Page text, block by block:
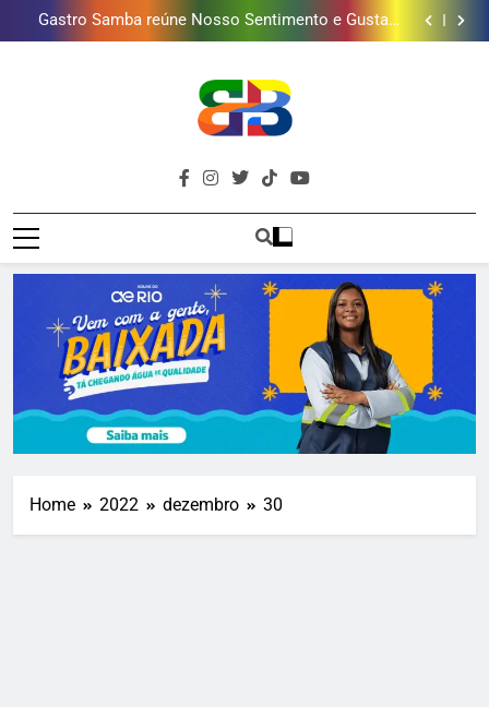
presentear o seu pai. Descubra como escolher o que
Gastro Samba reúne Nosso Sentimento e Gustavo
Lins em Nova Iguaçu neste fim de semana
Shopping Grande Rio sorteia MacBook e oferece
de água por ano na Baixada Fluminense
Guanabara tem diversas opções de vinhos para
presentear o seu pai. Descubra como escolher o que
mais combina com ele
Gastro Samba reúne Nosso Sentimento e Gustavo
Lins em Nova Iguaçu neste fim de semana
Shopping Grande Rio sorteia MacBook e oferece
vinho em campanha de Dia dos Pais
Obra garante a preservação de 190 milhões de litros
Brava
Baixada
Baixada Fluminense Em Destaque!
Home 2022 dezembro 30